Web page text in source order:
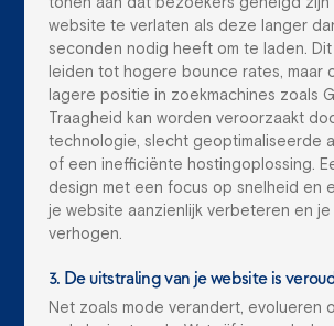
website te verlaten als deze langer
seconden nodig heeft om te laden. Dit
leiden tot hogere bounce rates, maar
lagere positie in zoekmachines zoals
Traagheid kan worden veroorzaakt
technologie, slecht geoptimaliseerde
of een inefficiënte hostingoplossing.
design met een focus op snelheid en
je website aanzienlijk verbeteren en je
verhogen.
3. De uitstraling van je website is
Net zoals mode verandert, evolueren